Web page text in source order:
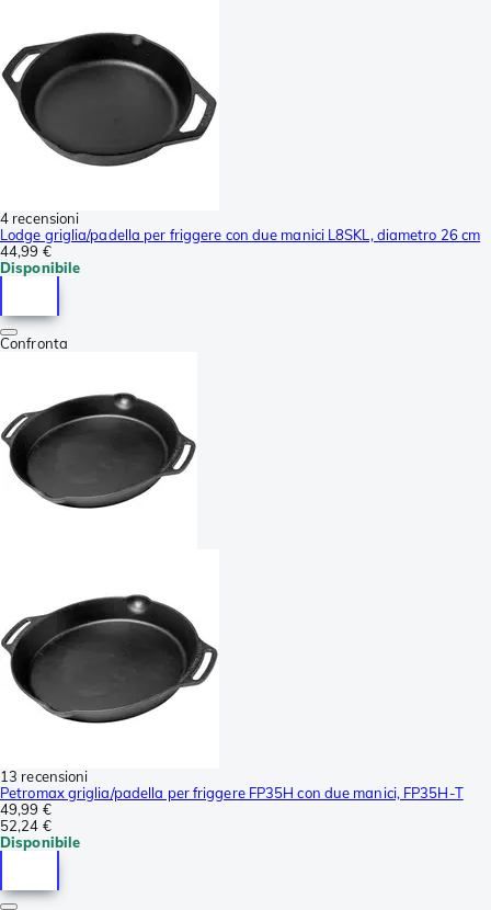
4 recensioni
Lodge griglia/padella per friggere con due manici L8SKL, diametro 26 cm
44,99 €
Disponibile
Confronta
13 recensioni
Petromax griglia/padella per friggere FP35H con due manici, FP35H-T
49,99 €
52,24 €
Disponibile